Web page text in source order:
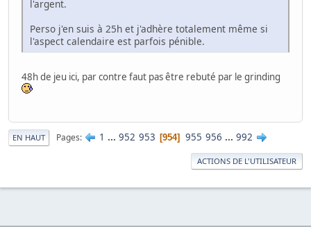
l'argent.
Perso j'en suis à 25h et j'adhère totalement même si
l'aspect calendaire est parfois pénible.
48h de jeu ici, par contre faut pas être rebuté par le grinding
EN HAUT Pages 1 ... 952 953 954 955 956 ... 992
ACTIONS DE L'UTILISATEUR